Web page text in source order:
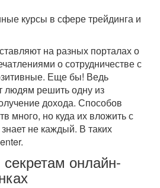
курсы в сфере трейдинга и
на разных порталах о
о сотрудничестве с
Еще бы! Ведь
людям решить одну из
дохода. Способов
много, но куда их вложить с
не каждый. В таких
онлайн-